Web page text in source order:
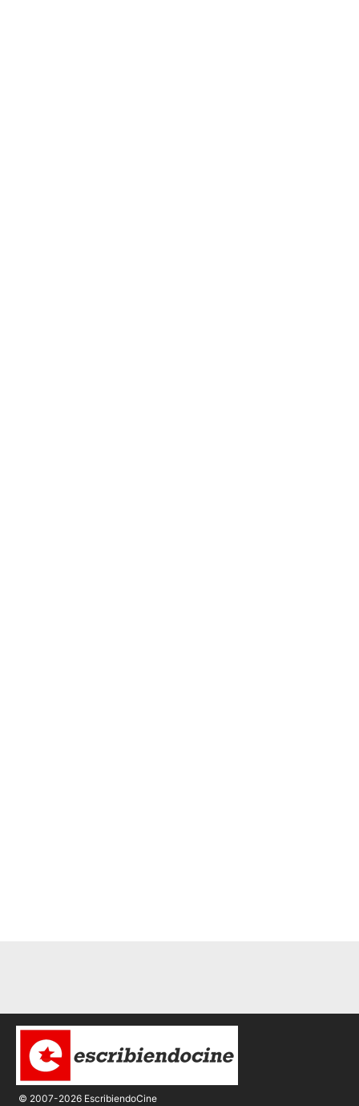
© 2007-2026 EscribiendoCine